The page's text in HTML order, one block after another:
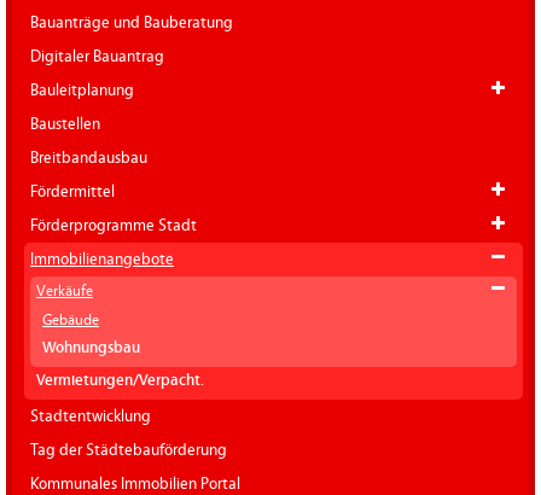
Bauanträge und Bauberatung
Digitaler Bauantrag
Bauleitplanung
Baustellen
Breitbandausbau
Fördermittel
Förderprogramme Stadt
Immobilienangebote
Verkäufe
Gebäude
Wohnungsbau
Vermietungen/Verpacht.
Stadtentwicklung
Tag der Städtebauförderung
Kommunales Immobilien Portal